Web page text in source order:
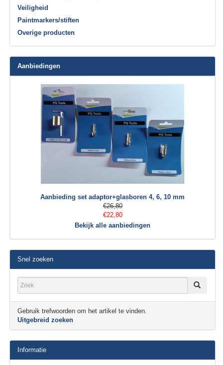
Veiligheid
Paintmarkers/stiften
Overige producten
Aanbiedingen
Aanbieding set adaptor+glasboren 4, 6, 10 mm
€26,80
€22,80
Bekijk alle aanbiedingen
Snel zoeken
Gebruik trefwoorden om het artikel te vinden.
Uitgebreid zoeken
Informatie